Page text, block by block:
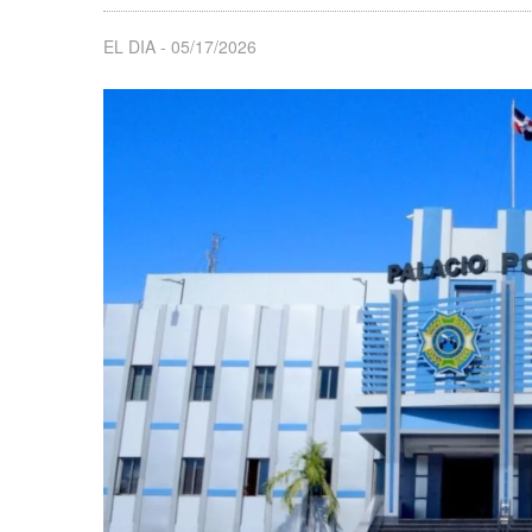
EL DIA 05/17/2026